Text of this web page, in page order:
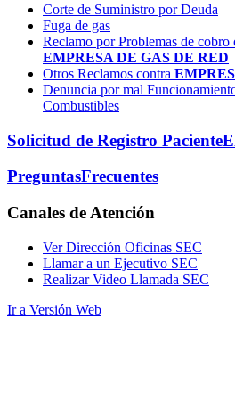
Corte de Suministro por Deuda
Fuga de gas
Reclamo por Problemas de cobro
EMPRESA DE GAS DE RED
Otros Reclamos contra
Denuncia por mal
Combustibles
Solicitud de Registro Paciente
PreguntasFrecuentes
Canales de Atención
Ver Dirección Oficinas SEC
Llamar a un Ejecutivo SEC
Realizar Video Llamada SEC
Ir a Versión Web